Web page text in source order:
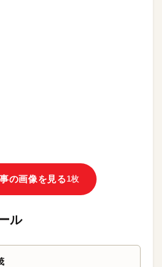
の画像を見る1枚
ル